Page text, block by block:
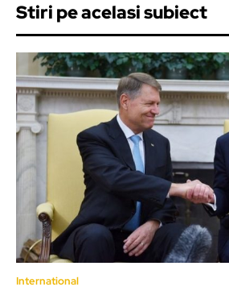
Stiri pe acelasi subiect
International